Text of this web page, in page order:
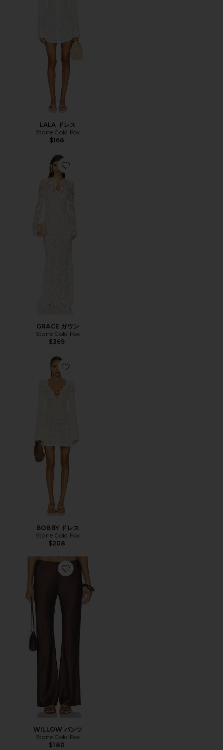
LALA ドレス
Stone Cold Fox
$168
Favorite GRACE ガウン
GRACE ガウン
Stone Cold Fox
$369
Favorite BOBBY ドレス
BOBBY ドレス
Stone Cold Fox
$208
Favorite WILLOW パンツ
WILLOW パンツ
Stone Cold Fox
$180